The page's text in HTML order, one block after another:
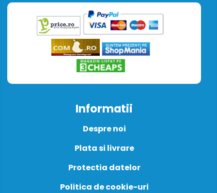
Informatii
Despre noi
Plata si livrare
Protectia datelor
Politica de cookie-uri